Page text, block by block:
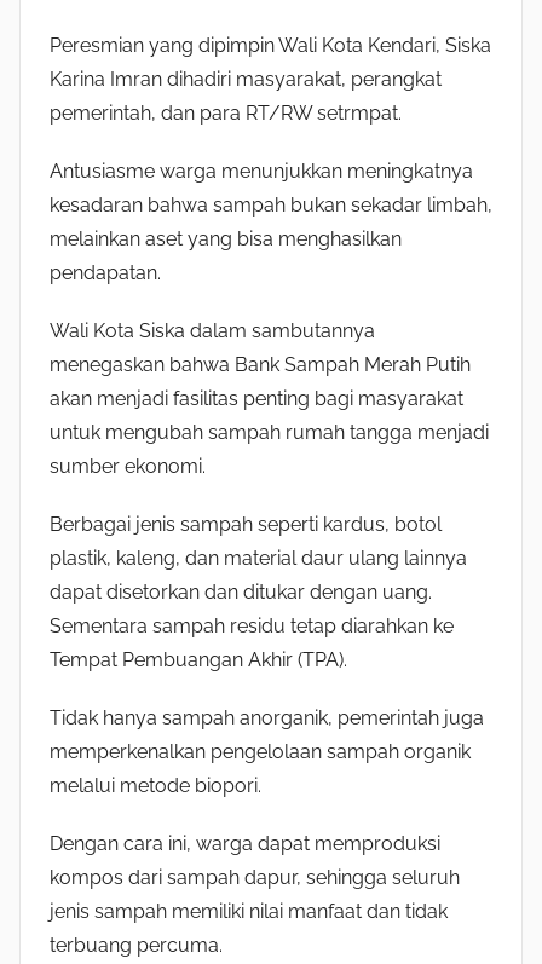
Peresmian yang dipimpin Wali Kota Kendari, Siska
Karina Imran dihadiri masyarakat, perangkat
pemerintah, dan para RT/RW setrmpat.
Antusiasme warga menunjukkan meningkatnya
kesadaran bahwa sampah bukan sekadar limbah,
melainkan aset yang bisa menghasilkan
pendapatan.
Wali Kota Siska dalam sambutannya
menegaskan bahwa Bank Sampah Merah Putih
akan menjadi fasilitas penting bagi masyarakat
untuk mengubah sampah rumah tangga menjadi
sumber ekonomi.
Berbagai jenis sampah seperti kardus, botol
plastik, kaleng, dan material daur ulang lainnya
dapat disetorkan dan ditukar dengan uang.
Sementara sampah residu tetap diarahkan ke
Tempat Pembuangan Akhir (TPA).
Tidak hanya sampah anorganik, pemerintah juga
memperkenalkan pengelolaan sampah organik
melalui metode biopori.
Dengan cara ini, warga dapat memproduksi
kompos dari sampah dapur, sehingga seluruh
jenis sampah memiliki nilai manfaat dan tidak
terbuang percuma.